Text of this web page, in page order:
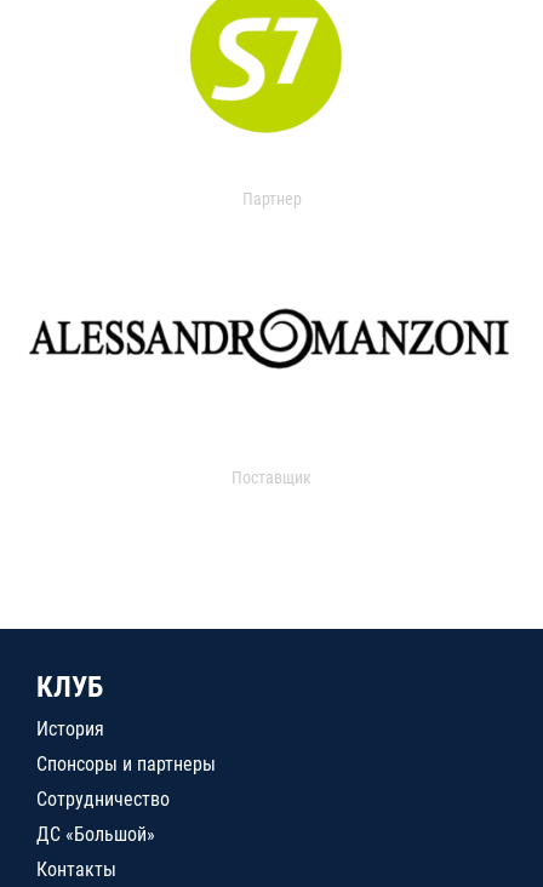
Партнер
Поставщик
КЛУБ
История
Спонсоры и партнеры
Сотрудничество
ДС «Большой»
Контакты